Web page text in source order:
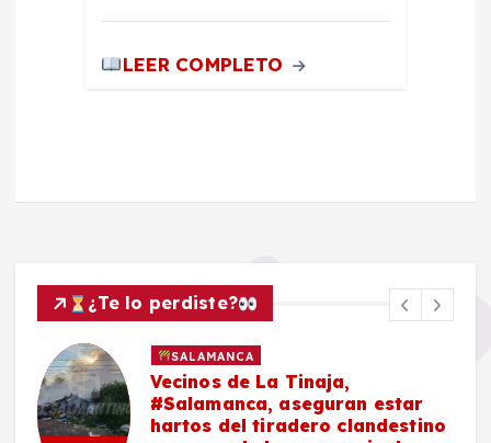
LEER COMPLETO
¿Te lo perdiste?
SALAMANCA
Vecinos de La Tinaja,
#Salamanca, aseguran estar
hartos del tiradero clandestino